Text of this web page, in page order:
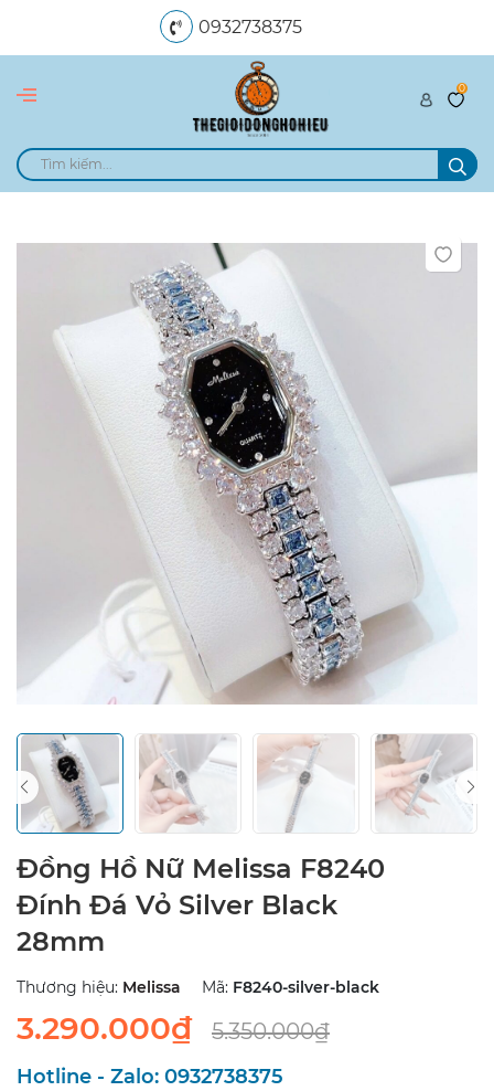
0932738375
dangngocle89@gmail.com
0
Đồng Hồ Nữ Melissa F8240
Đính Đá Vỏ Silver Black
28mm
Thương hiệu: Melissa Mã: F8240-silver-black
3.290.000₫ 5.350.000₫
Hotline - Zalo: 0932738375